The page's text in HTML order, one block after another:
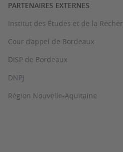
PARTENAIRES EXTERNES
Institut des Études et de la
Cour d’appel de Bordeaux
DISP de Bordeaux
DNPJ
Région Nouvelle-Aquitaine